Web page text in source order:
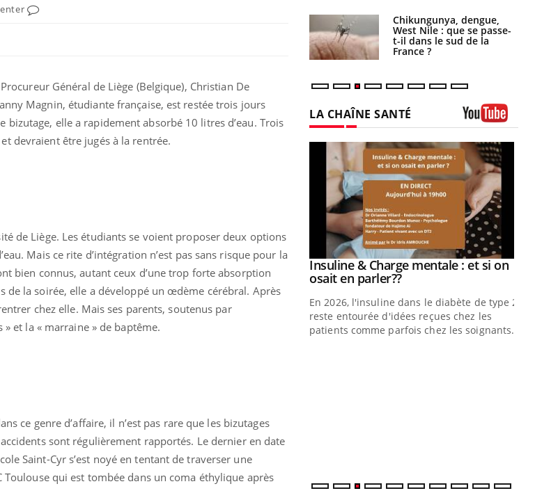
Général de Liège (Belgique), Christian De
Magnin, étudiante française, est restée trois jours
bizutage, elle a rapidement absorbé 10 litres d’eau. Trois
devraient être jugés à la rentrée.
de Liège. Les étudiants se voient proposer deux options
Mais ce rite d’intégration n’est pas sans risque pour la
bien connus, autant ceux d’une trop forte absorption
de la soirée, elle a développé un œdème cérébral. Après
chez elle. Mais ses parents, soutenus par
et la « marraine » de baptême.
ce genre d’affaire, il n’est pas rare que les bizutages
sont régulièrement rapportés. Le dernier en date
Saint-Cyr s’est noyé en tentant de traverser une
Toulouse qui est tombée dans un coma éthylique après
: un cas Chikungunya, dengue,
West Nile : que se passe-
t-il dans le sud de la
France ?
LA CHAÎNE SANTÉ
Mains :
Youtube
faciles à aborder...
poser des
d'un proche c'est
Youtube
Carence en fer : comprendre pour
prévenir Youtube
même alopécie… Les symptômes de la
carence en fer sont multiples ce qui la rend
Youtube
Insuline & Charge mentale : et si on
osait en parler??Youtube
En 2026, l'insuline dans le diabète de type 2
reste entourée d'idées reçues chez les
patients comme parfois chez les soignants.